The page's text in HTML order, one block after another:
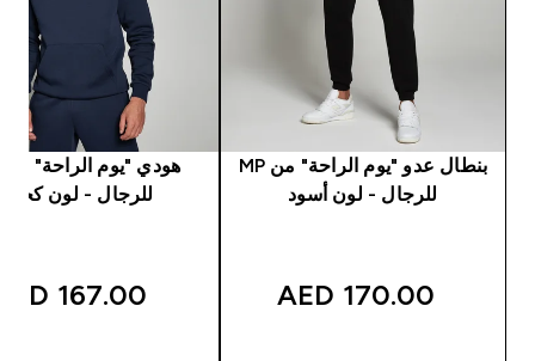
بنطال عدو "يوم الراحة" من MP
للرجال - لون أسود
170.00 AED‎
للرجال - لون كحلي
167.00 AED‎